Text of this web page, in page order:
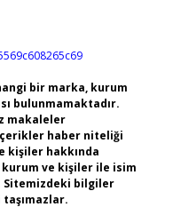
bir marka, kurum
bulunmamaktadır.
makaleler
haber niteliği
kişiler hakkında
kurum ve kişiler ile isim
bilgiler